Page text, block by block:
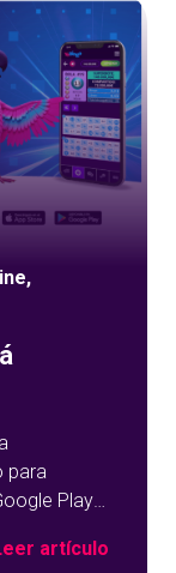
,
para
Play
artículo